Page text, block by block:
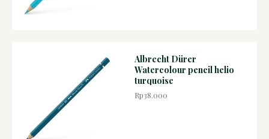
Albrecht Dürer
Watercolour pencil helio
turquoise
Rp38.000